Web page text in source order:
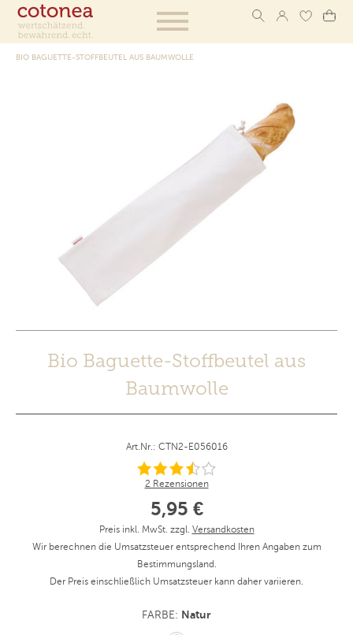
BIO BAGUETTE-STOFFBEUTEL AUS BAUMWOLLE
Bio Baguette-Stoffbeutel aus
Baumwolle
Art.Nr.: CTN2-E056016
2 Rezensionen
5,95 €
Preis inkl. MwSt. zzgl. Versandkosten
Wir berechnen die Umsatzsteuer entsprechend Ihren Angaben zum
Bestimmungsland.
Der Preis einschließlich Umsatzsteuer kann daher variieren.
FARBE: Natur